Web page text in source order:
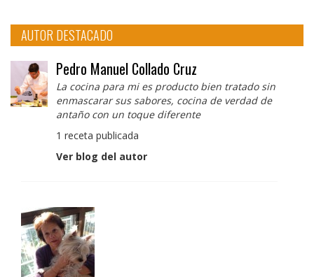
AUTOR DESTACADO
Pedro Manuel Collado Cruz
La cocina para mi es producto bien tratado sin
enmascarar sus sabores, cocina de verdad de
antaño con un toque diferente
1 receta publicada
Ver blog del autor